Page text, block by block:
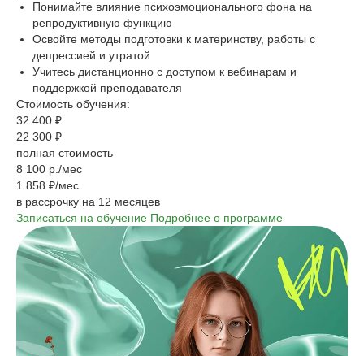
Понимайте влияние психоэмоционального фона на
репродуктивную функцию
Освойте методы подготовки к материнству, работы с
депрессией и утратой
Учитесь дистанционно с доступом к вебинарам и
поддержкой преподавателя
Стоимость обучения:
32 400 ₽
22 300 ₽
полная стоимость
8 100 р./мес
1 858 ₽/мес
в рассрочку на 12 месяцев
Записаться на обучение Подробнее о программе